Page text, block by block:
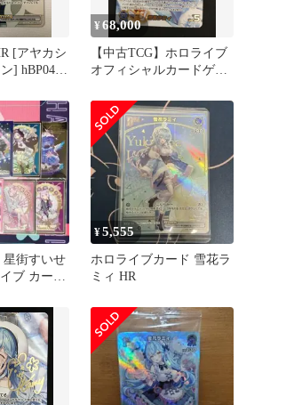
] hBP04-
¥68,000
【中古TCG】ホロライブ
オフィシャルカードゲー
004)(SEC)【50-54】
星街すいせ
ブ カード
¥5,555
ホロライブカード 雪花ラ
ミィ HR